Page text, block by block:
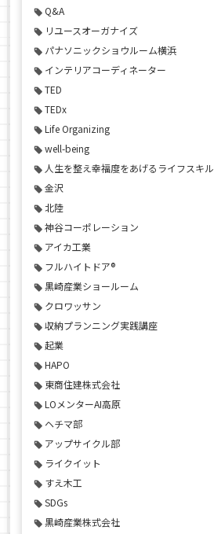
Q&A
リユースオーガナイズ
パナソニックショウルーム横浜
インテリアコーディネーター
TED
TEDx
Life Organizing
well-being
人生を整え幸福度をあげるライフスキル
金沢
北陸
神谷コーポレーション
アイカ工業
フルハイトドア®
黒崎産業ショールーム
クロワッサン
収納プランニング実践講座
起業
HAPO
東商住建株式会社
LOメンターAI高原
ヘチマ部
アップサイクル部
ライクイット
すえ木工
SDGs
黒崎産業株式会社